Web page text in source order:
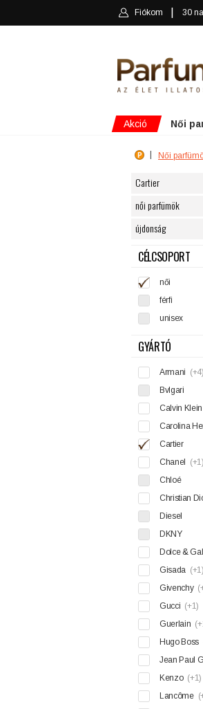
Fiókom 30
Akció Női
Női
Cartier
női parfümök
újdonság
SZŰRÉS
CÉLCSOPORT
női
férfi
unisex
GYÁRTÓ
Armani (+4)
Bvlgari
Calvin Klein
Carolina
Cartier
Chanel
(+1)
Chloé
Christian
Diesel
DKNY
Dolce &
Gisada (+1)
Givenchy
Gucci (+1)
Guerlain
Hugo Boss
Jean Paul
Kenzo (+1)
Lancôme